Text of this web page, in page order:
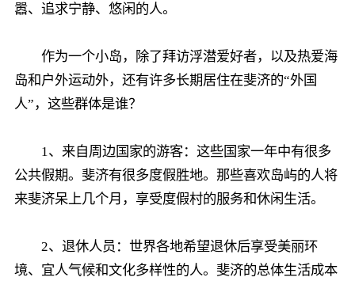
嚣、追求宁静、悠闲的人。
作为一个小岛，除了拜访浮潜爱好者，以及热爱海
岛和户外运动外，还有许多长期居住在斐济的“外国
人”，这些群体是谁？
1、来自周边国家的游客：这些国家一年中有很多
公共假期。斐济有很多度假胜地。那些喜欢岛屿的人将
来斐济呆上几个月，享受度假村的服务和休闲生活。
2、退休人员：世界各地希望退休后享受美丽环
境、宜人气候和文化多样性的人。斐济的总体生活成本